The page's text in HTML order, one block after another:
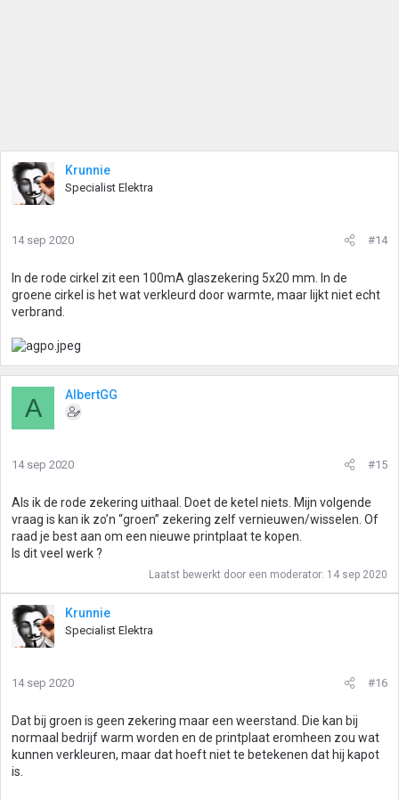
Krunnie
Specialist Elektra
14 sep 2020 #14
In de rode cirkel zit een 100mA glaszekering 5x20 mm. In de
groene cirkel is het wat verkleurd door warmte, maar lijkt niet echt
verbrand.
A AlbertGG
14 sep 2020 #15
Als ik de rode zekering uithaal. Doet de ketel niets. Mijn volgende
vraag is kan ik zo’n “groen” zekering zelf vernieuwen/wisselen. Of
raad je best aan om een nieuwe printplaat te kopen.
Is dit veel werk ?
Laatst bewerkt door een moderator: 14 sep 2020
Krunnie
Specialist Elektra
14 sep 2020 #16
Dat bij groen is geen zekering maar een weerstand. Die kan bij
normaal bedrijf warm worden en de printplaat eromheen zou wat
kunnen verkleuren, maar dat hoeft niet te betekenen dat hij kapot
is.